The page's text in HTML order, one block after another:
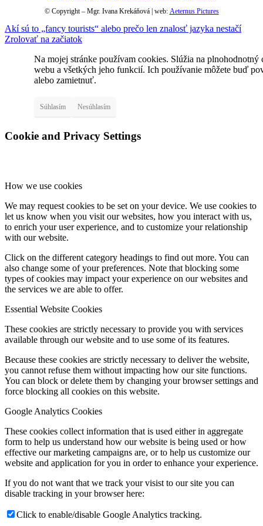
© Copyright – Mgr. Ivana Krekáňová | web: Aeternus Pictures
Akí sú to „fancy tourists“ alebo prečo len znalosť jazyka nestačí
Zrolovať na začiatok
Na mojej stránke používam cookies. Slúžia na plnohodnotný
webu a všetkých jeho funkcií. Ich používanie môžete buď
alebo zamietnuť.
Súhlasím Nesúhlasím
Cookie and Privacy Settings
How we use cookies
We may request cookies to be set on your device. We use cookies to
let us know when you visit our websites, how you interact with us,
to enrich your user experience, and to customize your relationship
with our website.
Click on the different category headings to find out more. You can
also change some of your preferences. Note that blocking some
types of cookies may impact your experience on our websites and
the services we are able to offer.
Essential Website Cookies
These cookies are strictly necessary to provide you with services
available through our website and to use some of its features.
Because these cookies are strictly necessary to deliver the website,
you cannot refuse them without impacting how our site functions.
You can block or delete them by changing your browser settings and
force blocking all cookies on this website.
Google Analytics Cookies
These cookies collect information that is used either in aggregate
form to help us understand how our website is being used or how
effective our marketing campaigns are, or to help us customize our
website and application for you in order to enhance your experience.
If you do not want that we track your visist to our site you can
disable tracking in your browser here:
Click to enable/disable Google Analytics tracking.